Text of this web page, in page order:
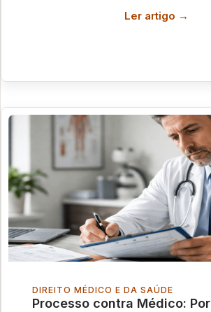
Ler artigo →
DIREITO MÉDICO E DA SAÚDE
Processo contra Médico: